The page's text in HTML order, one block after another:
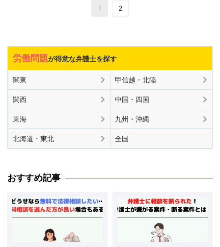
1 2
労働問題が得意な弁護士を探す
関東 甲信越・北陸
関西 中国・四国
東海 九州・沖縄
北海道・東北 全国
おすすめ記事